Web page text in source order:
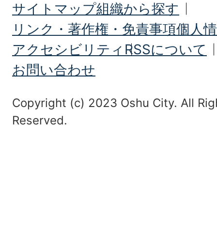
サイトマップ組織から探す
リンク・著作権・免責事項個人
アクセシビリティ RSSについて
お問い合わせ
Copyright (c) 2023 Oshu City. All
Reserved.